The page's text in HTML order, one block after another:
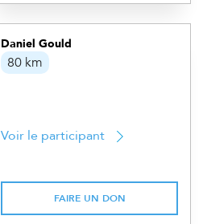
Daniel Gould
80 km
Voir le participant
FAIRE UN DON